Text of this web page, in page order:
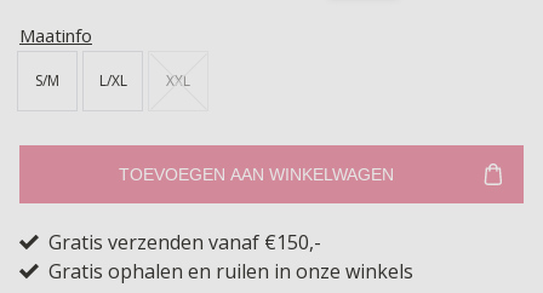
Maatinfo
S/M L/XL XXL
TOEVOEGEN AAN WINKELWAGEN
Gratis verzenden vanaf €150,-
Gratis ophalen en ruilen in onze winkels